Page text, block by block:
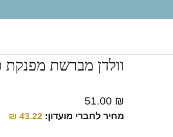
וולדן מברשת
51.00 ₪
מחיר לחברי מועדון: 43.22
₪